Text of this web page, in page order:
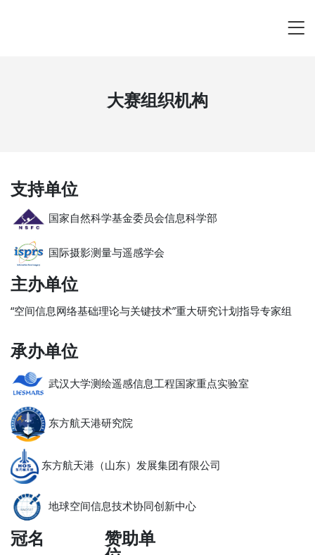
大赛组织机构
支持单位
国家自然科学基金委员会信息科学部
国际摄影测量与遥感学会
主办单位
“空间信息网络基础理论与关键技术”重大研究计划指导专家组
承办单位
武汉大学测绘遥感信息工程国家重点实验室
东方航天港研究院
东方航天港（山东）发展集团有限公司
地球空间信息技术协同创新中心
冠名 赞助单